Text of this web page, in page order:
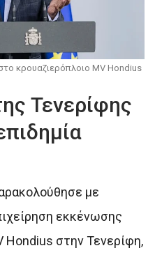
κρουαζιερόπλοιο MV Hondius
Τενερίφης
με
εκκένωσης
Hondius στην Τενερίφη,